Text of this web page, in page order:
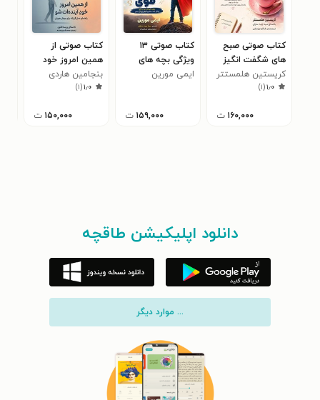
کتاب صوتی صبح‌
های شگفت‌ انگیز
کریستین هلمستتر
۱٫۰(۱)
۱۶۰,۰۰۰ ت
کتاب صوتی ۱۳
ویژگی بچه های
قوی
ایمی مورین
۱۵۹,۰۰۰ ت
کتاب صوتی از
همین امروز خود
آینده‌ ات شو
بنجامین هاردی
۱٫۰(۱)
۱۵۰,۰۰۰ ت
دانلود اپلیکیشن طاقچه
... موارد دیگر